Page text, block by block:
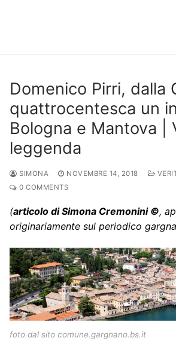
Domenico Pirri, dalla
quattrocentesca un
Bologna e Mantova |
leggenda
SIMONA NOVEMBRE 14, 2018
0 COMMENTS
(articolo di Simona Cremonini ©,
originariamente sul periodico
foto dal sito comune.gargnano.bs.it